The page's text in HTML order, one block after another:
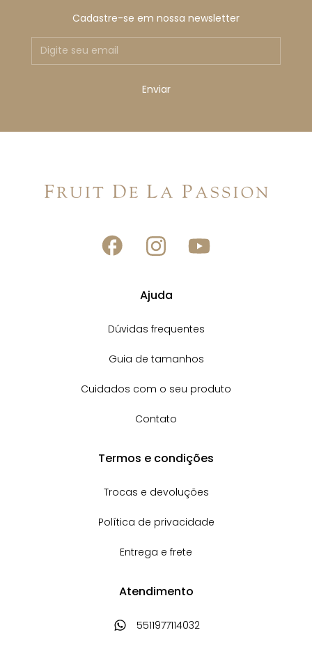
Cadastre-se em nossa newsletter
Ajuda
Dúvidas frequentes
Guia de tamanhos
Cuidados com o seu produto
Contato
Termos e condições
Trocas e devoluções
Política de privacidade
Entrega e frete
Atendimento
5511977114032